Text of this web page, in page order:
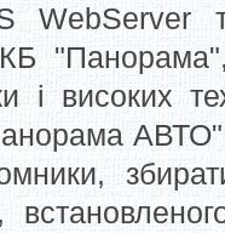
WebServer
КБ
і високих